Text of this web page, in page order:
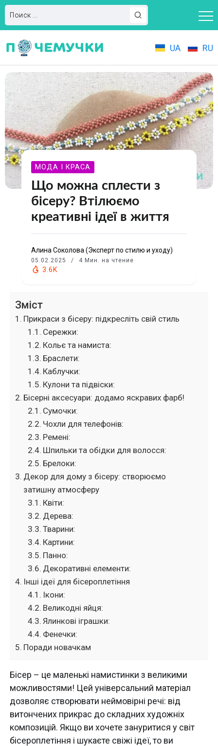
UA RU
МОДА І КРАСА
Що можна сплести з
бісеру? Втілюємо
креативні ідеї в життя
Алина Соколова (Эксперт по стилю и уходу)
05.02.2025 4 Мин. на чтение
3.6K
Зміст
Прикраси з бісеру: підкресліть свій стиль
Сережки:
Кольє та намиста:
Браслети:
Каблучки:
Кулони та підвіски:
Бісерні аксесуари: додамо яскравих фарб!
Сумочки:
Чохли для телефонів:
Ремені:
Шпильки та обідки для волосся:
Брелоки:
Декор для дому з бісеру: створюємо
затишну атмосферу
Квіти:
Дерева:
Тварини:
Картини:
Панно:
Декоративні елементи:
Інші ідеї для бісероплетіння
Ікони:
Великодні яйця:
Ялинкові іграшки:
Фенечки:
Поради новачкам
Бісер – це маленькі намистинки з великими
можливостями! Цей універсальний матеріал
дозволяє створювати неймовірні речі: від
витончених прикрас до складних художніх
композицій. Якщо ви хочете зануритися у світ
бісероплетіння і шукаєте свіжі ідеї, то ви